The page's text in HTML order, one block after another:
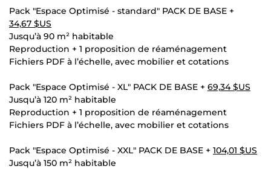
Pack "Espace Optimisé - standard" PACK DE BASE +
34,67 $US
Jusqu’à 90 m² habitable
Reproduction + 1 proposition de réaménagement
Fichiers PDF à l’échelle, avec mobilier et cotations
Pack "Espace Optimisé - XL" PACK DE BASE + 69,34 $US
Jusqu’à 120 m² habitable
Reproduction + 1 proposition de réaménagement
Fichiers PDF à l’échelle, avec mobilier et cotations
Pack "Espace Optimisé - XXL" PACK DE BASE + 104,01 $US
Jusqu’à 150 m² habitable